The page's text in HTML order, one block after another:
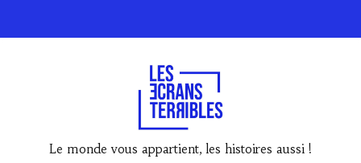
Le monde vous appartient, les histoires aussi !